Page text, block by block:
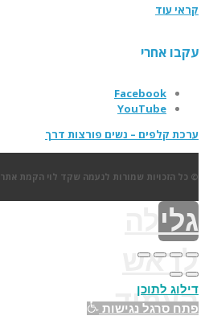
קראי עוד
עקבו אחרי
Facebook
YouTube
ערכת קלפים – נשים פורצות דרך
© כל הזכויות שמורות לנעמה שקד לוי הקמת אתר
גלילה
לראש
העמוד
דילוג לתוכן
פתח סרגל נגישות